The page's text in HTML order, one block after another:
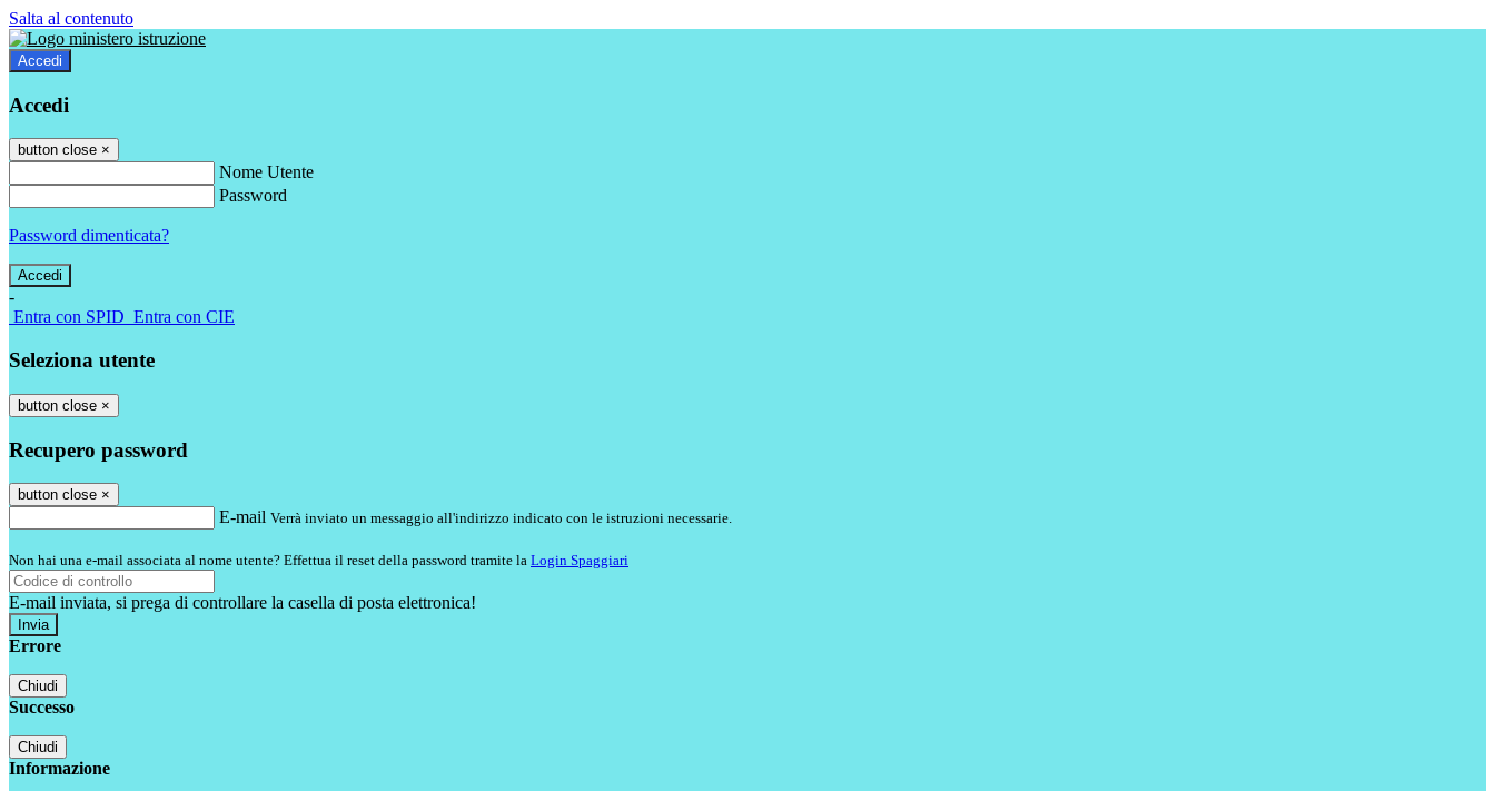
Salta al contenuto
Accedi
Accedi
button close ×
Nome Utente
Password
Password dimenticata?
-
Entra con SPID Entra con CIE
Seleziona utente
button close ×
Recupero password
button close ×
E-mail Verrà inviato un messaggio all'indirizzo indicato con le istruzioni necessarie.
Non hai una e-mail associata al nome utente? Effettua il reset della password tramite la Login Spaggiari
E-mail inviata, si prega di controllare la casella di posta elettronica!
Errore
Chiudi
Successo
Chiudi
Informazione